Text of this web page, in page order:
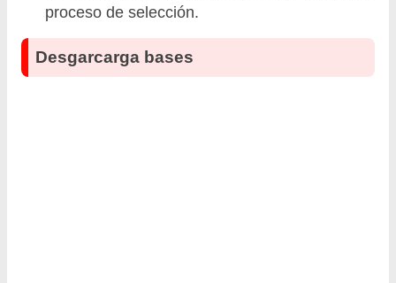
proceso de selección.
Desgarcarga bases